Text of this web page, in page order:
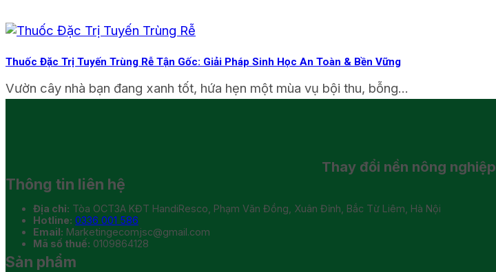
Thuốc Đặc Trị Tuyến Trùng Rễ Tận Gốc: Giải Pháp Sinh Học An Toàn & Bền Vững
Vườn cây nhà bạn đang xanh tốt, hứa hẹn một mùa vụ bội thu, bỗng...
Thay đổi nền nông nghiệp
Thông tin liên hệ
Địa chỉ: Tòa OCT3A KĐT HandiResco, Phạm Văn Đồng, Xuân Đỉnh, Bắc Từ Liêm, Hà Nội
Hotline: 0336 001 586
Email: Marketingecomjsc@gmail.com
Mã số thuế: 0109864128
Sản phẩm